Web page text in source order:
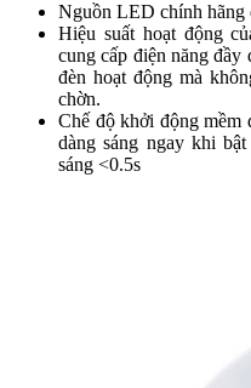
Nguồn LED chính
Hiệu suất hoạt động
cung cấp điện năng
đèn hoạt động mà
chờn.
Chế độ khởi động mềm
dàng sáng ngay khi
sáng <0.5s